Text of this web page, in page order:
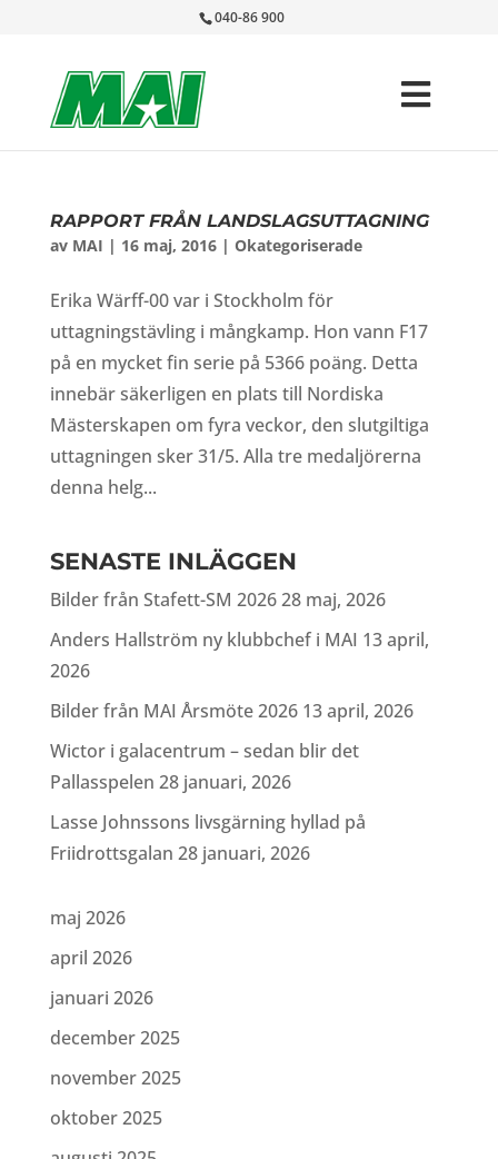
040-86 900
RAPPORT FRÅN LANDSLAGSUTTAGNING
av MAI | 16 maj, 2016| Okategoriserade
Erika Wärff-00 var i Stockholm för
uttagningstävling i mångkamp. Hon vann F17
på en mycket fin serie på 5366 poäng. Detta
innebär säkerligen en plats till Nordiska
Mästerskapen om fyra veckor, den slutgiltiga
uttagningen sker 31/5. Alla tre medaljörerna
denna helg...
SENASTE INLÄGGEN
Bilder från Stafett-SM 202628 maj, 2026
Anders Hallström ny klubbchef i MAI 13 april,
2026
Bilder från MAI Årsmöte 2026 13 april, 2026
Wictor i galacentrum – sedan blir det
Pallasspelen 28 januari, 2026
Lasse Johnssons livsgärning hyllad på
Friidrottsgalan 28 januari, 2026
maj 2026
april 2026
januari 2026
december 2025
november 2025
oktober 2025